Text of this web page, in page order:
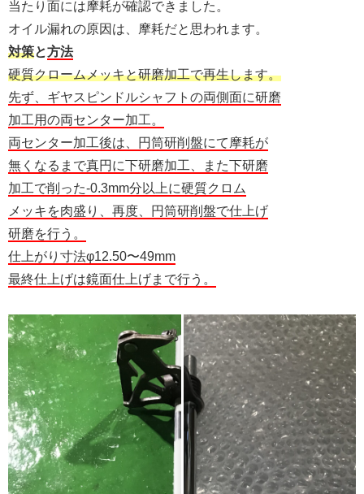
当たり面には摩耗が確認できました。
オイル漏れの原因は、摩耗だと思われます。
対策と方法
硬質クロームメッキと研磨加工で再生します。
先ず、ギヤスピンドルシャフトの両側面に研磨
加工用の両センター加工。
両センター加工後は、円筒研削盤にて摩耗が
無くなるまで真円に下研磨加工、また下研磨
加工で削った-0.3mm分以上に硬質クロム
メッキを肉盛り、再度、円筒研削盤で仕上げ
研磨を行う。
仕上がり寸法φ12.50〜49mm
最終仕上げは鏡面仕上げまで行う。